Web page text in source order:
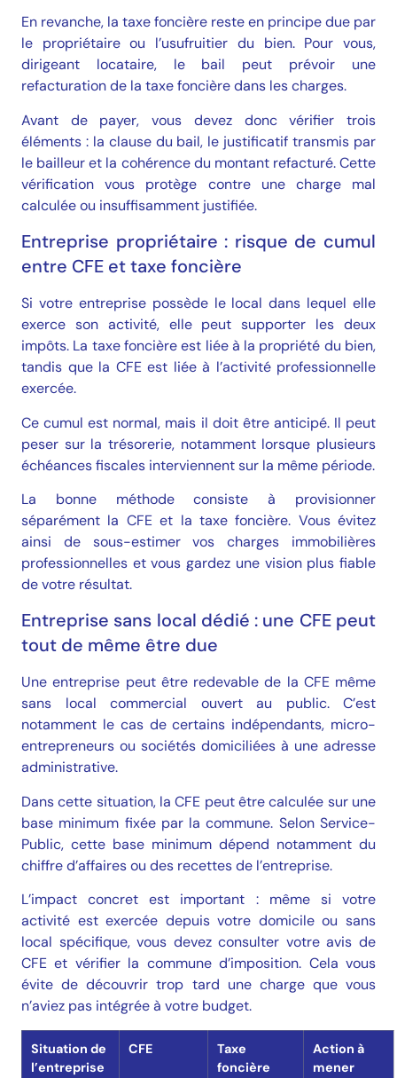
En revanche, la taxe foncière reste en principe due par
le propriétaire ou l’usufruitier du bien. Pour vous,
dirigeant locataire, le bail peut prévoir une
refacturation de la taxe foncière dans les charges.
Avant de payer, vous devez donc vérifier trois
éléments : la clause du bail, le justificatif transmis par
le bailleur et la cohérence du montant refacturé. Cette
vérification vous protège contre une charge mal
calculée ou insuffisamment justifiée.
Entreprise propriétaire : risque de cumul
entre CFE et taxe foncière
Si votre entreprise possède le local dans lequel elle
exerce son activité, elle peut supporter les deux
impôts. La taxe foncière est liée à la propriété du bien,
tandis que la CFE est liée à l’activité professionnelle
exercée.
Ce cumul est normal, mais il doit être anticipé. Il peut
peser sur la trésorerie, notamment lorsque plusieurs
échéances fiscales interviennent sur la même période.
La bonne méthode consiste à provisionner
séparément la CFE et la taxe foncière. Vous évitez
ainsi de sous-estimer vos charges immobilières
professionnelles et vous gardez une vision plus fiable
de votre résultat.
Entreprise sans local dédié : une CFE peut
tout de même être due
Une entreprise peut être redevable de la CFE même
sans local commercial ouvert au public. C’est
notamment le cas de certains indépendants, micro-
entrepreneurs ou sociétés domiciliées à une adresse
administrative.
Dans cette situation, la CFE peut être calculée sur une
base minimum fixée par la commune. Selon Service-
Public, cette base minimum dépend notamment du
chiffre d’affaires ou des recettes de l’entreprise.
L’impact concret est important : même si votre
activité est exercée depuis votre domicile ou sans
local spécifique, vous devez consulter votre avis de
CFE et vérifier la commune d’imposition. Cela vous
évite de découvrir trop tard une charge que vous
n’aviez pas intégrée à votre budget.
Situation de
l’entreprise
CFE
Taxe
foncière
Action à
mener